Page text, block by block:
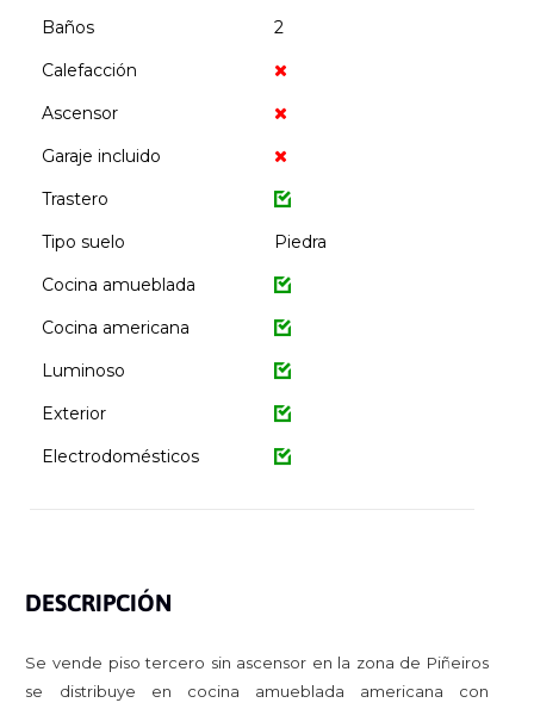
Baños
2
Calefacción
Ascensor
Garaje incluido
Trastero
Tipo suelo
Piedra
Cocina amueblada
Cocina americana
Luminoso
Exterior
Electrodomésticos
DESCRIPCIÓN
Se vende piso tercero sin ascensor en la zona de Piñeiros
se distribuye en cocina amueblada americana con